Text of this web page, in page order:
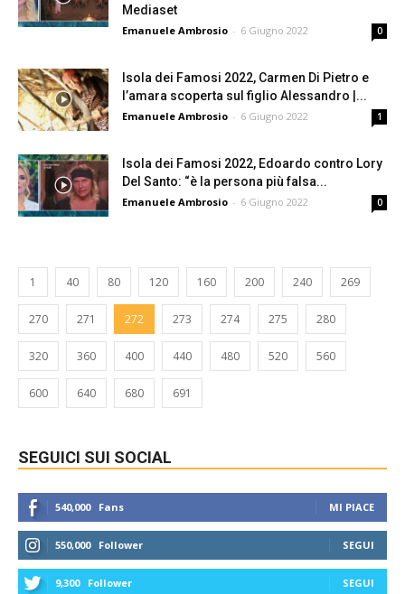
Mediaset
Emanuele Ambrosio - 6 Giugno 2022 0
Isola dei Famosi 2022, Carmen Di Pietro e
l’amara scoperta sul figlio Alessandro |...
Emanuele Ambrosio - 6 Giugno 2022 1
Isola dei Famosi 2022, Edoardo contro Lory
Del Santo: “è la persona più falsa...
Emanuele Ambrosio - 6 Giugno 2022 0
1 40 80 120 160 200 240 269
270 271 272 273 274 275 280
320 360 400 440 480 520 560
600 640 680 691
SEGUICI SUI SOCIAL
540,000 Fans MI PIACE
550,000 Follower SEGUI
9,300 Follower SEGUI